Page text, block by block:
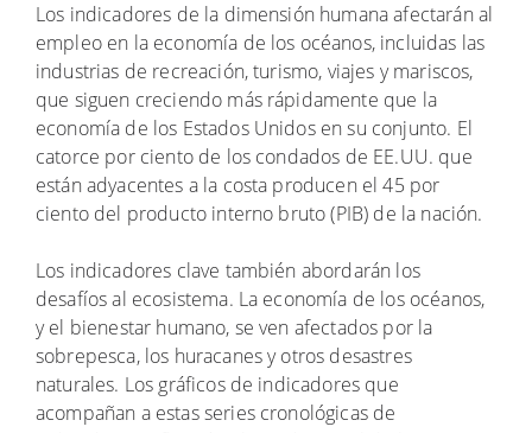
Los indicadores de la dimensión humana afectarán al
empleo en la economía de los océanos, incluidas las
industrias de recreación, turismo, viajes y mariscos,
que siguen creciendo más rápidamente que la
economía de los Estados Unidos en su conjunto. El
catorce por ciento de los condados de EE.UU. que
están adyacentes a la costa producen el 45 por
ciento del producto interno bruto (PIB) de la nación.
Los indicadores clave también abordarán los
desafíos al ecosistema. La economía de los océanos,
y el bienestar humano, se ven afectados por la
sobrepesca, los huracanes y otros desastres
naturales. Los gráficos de indicadores que
acompañan a estas series cronológicas de